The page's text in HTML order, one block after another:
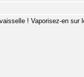
! Vaporisez-en sur